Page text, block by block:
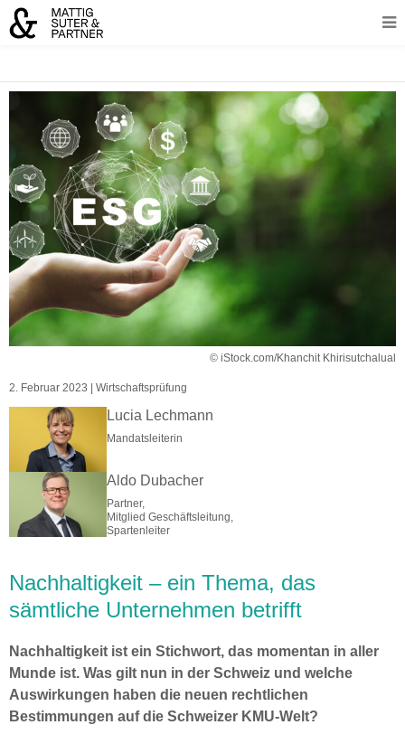
© iStock.com/Khanchit Khirisutchalual
2. Februar 2023 | Wirtschaftsprüfung
Lucia Lechmann
Mandatsleiterin
Aldo Dubacher
Partner,
Mitglied Geschäftsleitung,
Spartenleiter
Nachhaltigkeit – ein Thema, das
sämtliche Unternehmen betrifft
Nachhaltigkeit ist ein Stichwort, das momentan in aller
Munde ist. Was gilt nun in der Schweiz und welche
Auswirkungen haben die neuen rechtlichen
Bestimmungen auf die Schweizer KMU-Welt?